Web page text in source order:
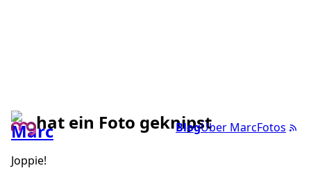
BlogÜber MarcFotos
hat ein Foto geknipst
Joppie!